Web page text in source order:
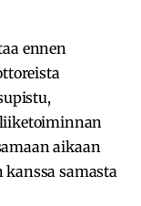
ennen
aikaan
samasta